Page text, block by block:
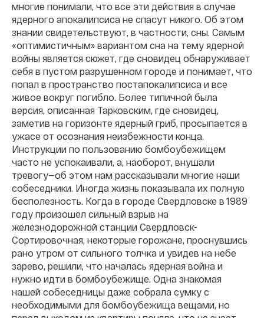
многие понимали, что все эти действия в случае
ядерного апокалипсиса не спасут никого. Об этом
знании свидетельствуют, в частности, сны. Самым
«оптимистичным» вариантом сна на тему ядерной
войны является сюжет, где сновидец обнаруживает
себя в пустом разрушенном городе и понимает, что
попал в пространство постапокалипсиса и все
живое вокруг погибло. Более типичной была
версия, описанная Тарковским, где сновидец,
заметив на горизонте ядерный гриб, просыпается в
ужасе от осознания неизбежности конца.
Инструкции по пользованию бомбоубежищем
часто не успокаивали, а, наоборот, внушали
тревогу—об этом нам рассказывали многие наши
собеседники. Иногда жизнь показывала их полную
бесполезность. Когда в городе Свердловске в 1989
году произошел сильный взрыв на
железнодорожной станции Свердловск-
Сортировочная, некоторые горожане, проснувшись
рано утром от сильного толчка и увидев на небе
зарево, решили, что началась ядерная война и
нужно идти в бомбоубежище. Одна знакомая
нашей собеседницы даже собрала сумку с
необходимыми для бомбоубежища вещами, но